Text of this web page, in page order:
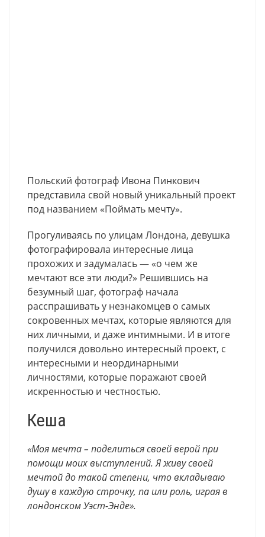
Польский фотограф Ивона Пинкович
представила свой новый уникальный проект
под названием «Поймать мечту».
Прогуливаясь по улицам Лондона, девушка
фотографировала интересные лица
прохожих и задумалась — «о чем же
мечтают все эти люди?» Решившись на
безумный шаг, фотограф начала
расспрашивать у незнакомцев о самых
сокровенных мечтах, которые являются для
них личными, и даже интимными. И в итоге
получился довольно интересный проект, с
интересными и неординарными
личностями, которые поражают своей
искренностью и честностью.
Кеша
«Моя мечта – поделиться своей верой при
помощи моих выступлений. Я живу своей
мечтой до такой степени, что вкладываю
душу в каждую строчку, па или роль, играя в
лондонском Уэст-Энде».